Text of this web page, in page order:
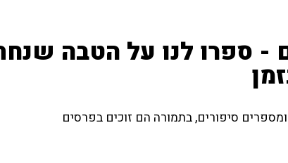
- ספרו לנו על הטבה
סיפורים, בתמורה הם זוכים בפרסים